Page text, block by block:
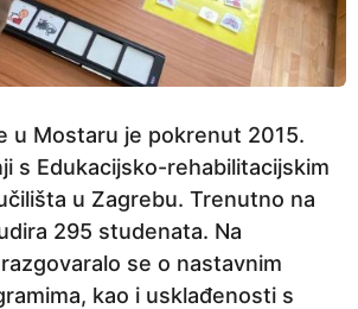
u Mostaru je pokrenut 2015.
s Edukacijsko-rehabilitacijskim
u Zagrebu. Trenutno na
295 studenata. Na
se o nastavnim
kao i usklađenosti s